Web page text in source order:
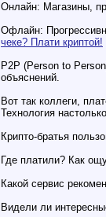
Онлайн: Магазины,
Офлайн:
чеке? Плати криптой!
P2P (Person to
объяснений.
Вот так коллеги,
Технология
Крипто-братья
Где платили? Как
Какой сервис
Видели ли